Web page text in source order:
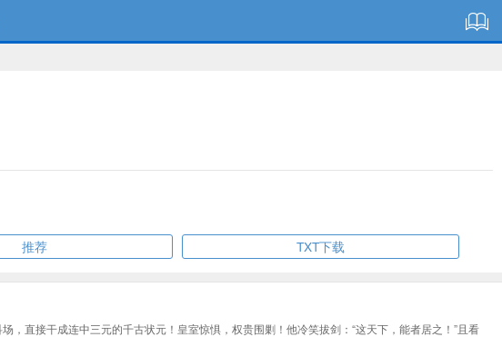
推荐 TXT下载
直接干成连中三元的千古状元！皇室惊惧，权贵围剿！他冷笑拔剑：“这天下，能者居之！”且看